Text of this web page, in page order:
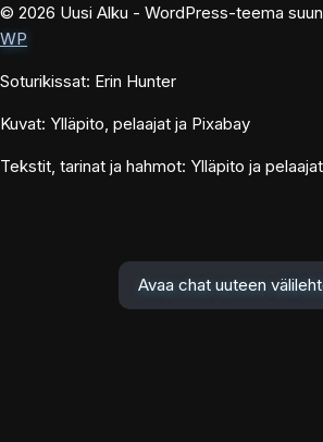
© 2026 Uusi Alku - WordPress-teema
WP
Soturikissat: Erin Hunter
Kuvat: Ylläpito, pelaajat ja Pixabay
Tekstit, tarinat ja hahmot: Ylläpito ja pelaajat
Avaa chat uuteen